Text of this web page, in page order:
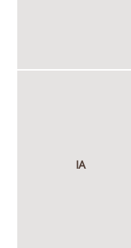
IA